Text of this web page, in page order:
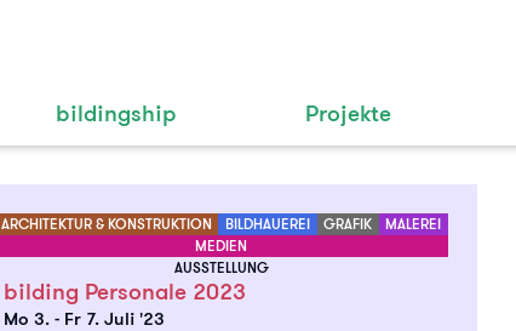
bildingship Projekte
ARCHITEKTUR & KONSTRUKTION BILDHAUEREI GRAFIK
MALEREI
MEDIEN
AUSSTELLUNG
bilding Personale 2023
Mo 3.- Fr 7. Juli '23